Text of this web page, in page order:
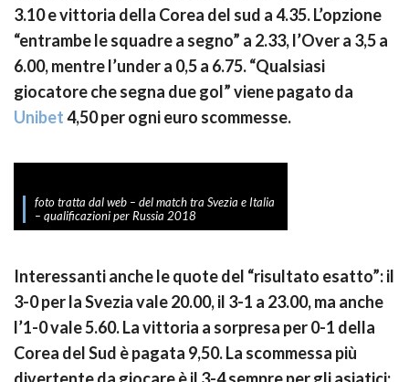
3.10 e vittoria della Corea del sud a 4.35. L’opzione
“entrambe le squadre a segno” a 2.33, l’Over a 3,5 a
6.00, mentre l’under a 0,5 a 6.75. “Qualsiasi
giocatore che segna due gol” viene pagato da
Unibet4,50 per ogni euro scommesse.
foto tratta dal web – del match tra Svezia e Italia
– qualificazioni per Russia 2018
Interessanti anche le quote del “risultato esatto”: il
3-0 per la Svezia vale 20.00, il 3-1 a 23.00, ma anche
l’1-0 vale 5.60. La vittoria a sorpresa per 0-1 della
Corea del Sud è pagata 9,50. La scommessa più